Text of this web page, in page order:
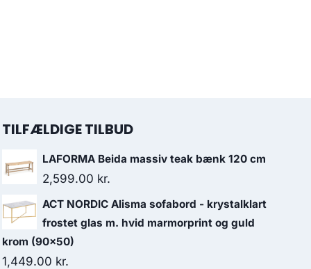
TILFÆLDIGE TILBUD
LAFORMA Beida massiv teak bænk 120 cm
2,599.00 kr.
ACT NORDIC Alisma sofabord - krystalklart
frostet glas m. hvid marmorprint og guld
krom (90x50)
1,449.00 kr.